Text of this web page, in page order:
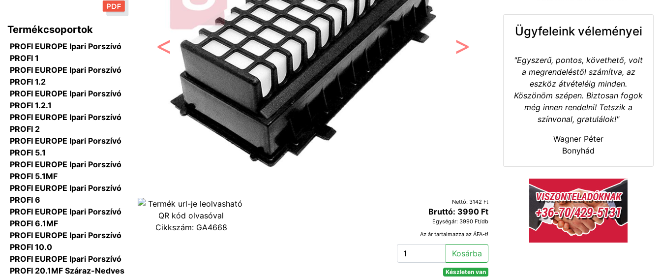
Termékcsoportok
PROFI EUROPE Ipari Porszívó
PROFI 1
PROFI EUROPE Ipari Porszívó
PROFI 1.2
PROFI EUROPE Ipari Porszívó
PROFI 1.2.1
PROFI EUROPE Ipari Porszívó
PROFI 2
PROFI EUROPE Ipari Porszívó
PROFI 5.1
PROFI EUROPE Ipari Porszívó
PROFI 5.1MF
PROFI EUROPE Ipari Porszívó
PROFI 6
PROFI EUROPE Ipari Porszívó
PROFI 6.1MF
PROFI EUROPE Ipari Porszívó
PROFI 10.0
PROFI EUROPE Ipari Porszívó
PROFI 20.1MF Száraz-Nedves
Előző
Cikkszám: GA4668
Nettó: 3142 Ft
Bruttó: 3990 Ft
Egységár: 3990 Ft/db
Az ár tartalmazza az ÁFA-t!
Kosárba
Készleten van
Ügyfeleink véleményei
"Egyszerű, pontos, követhető, volt
a megrendeléstől számítva, az
eszköz átvételéig minden.
Köszönöm szépen. Biztosan fogok
még innen rendelni! Tetszik a
színvonal, gratulálok!"
Wagner Péter
Bonyhád